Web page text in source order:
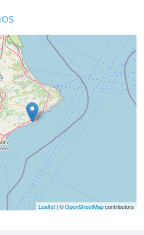
Leaflet | ©OpenStreetMapcontributors